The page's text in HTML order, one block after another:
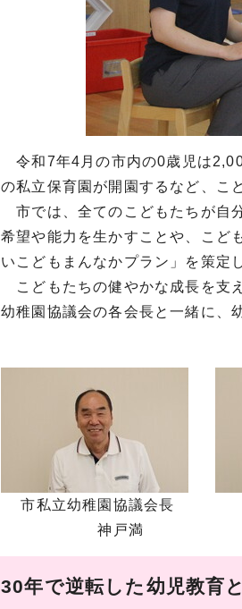
令和7年4月の市内の0歳児は
の私立保育園が開園するなど、こ
市では、全てのこどもたちが自
希望や能力を生かすことや、こど
いこどもまんなかプラン」を策定
こどもたちの健やかな成長を支
幼稚園協議会の各会長と一緒に、
市私立幼稚園協議会長
神戸満
30年で逆転した幼児教育